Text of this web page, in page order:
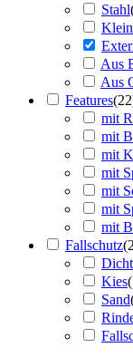
Stahl
Aus
Aus
Features(22
mit
mit
mit
mit
mit
mit
mit
Fallschutz(
Kies(
Sand